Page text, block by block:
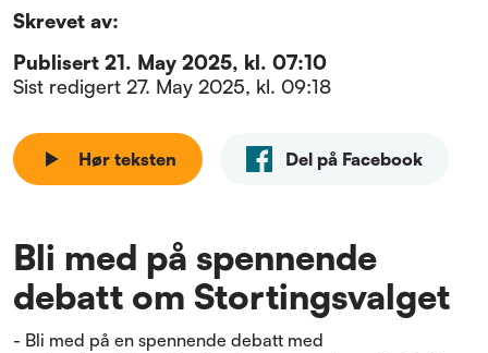
Skrevet av:
Publisert 21. May 2025, kl. 07:10
Sist redigert 27. May 2025, kl. 09:18
Hør teksten Del på Facebook
Bli med på spennende
debatt om Stortingsvalget
- Bli med på en spennende debatt med